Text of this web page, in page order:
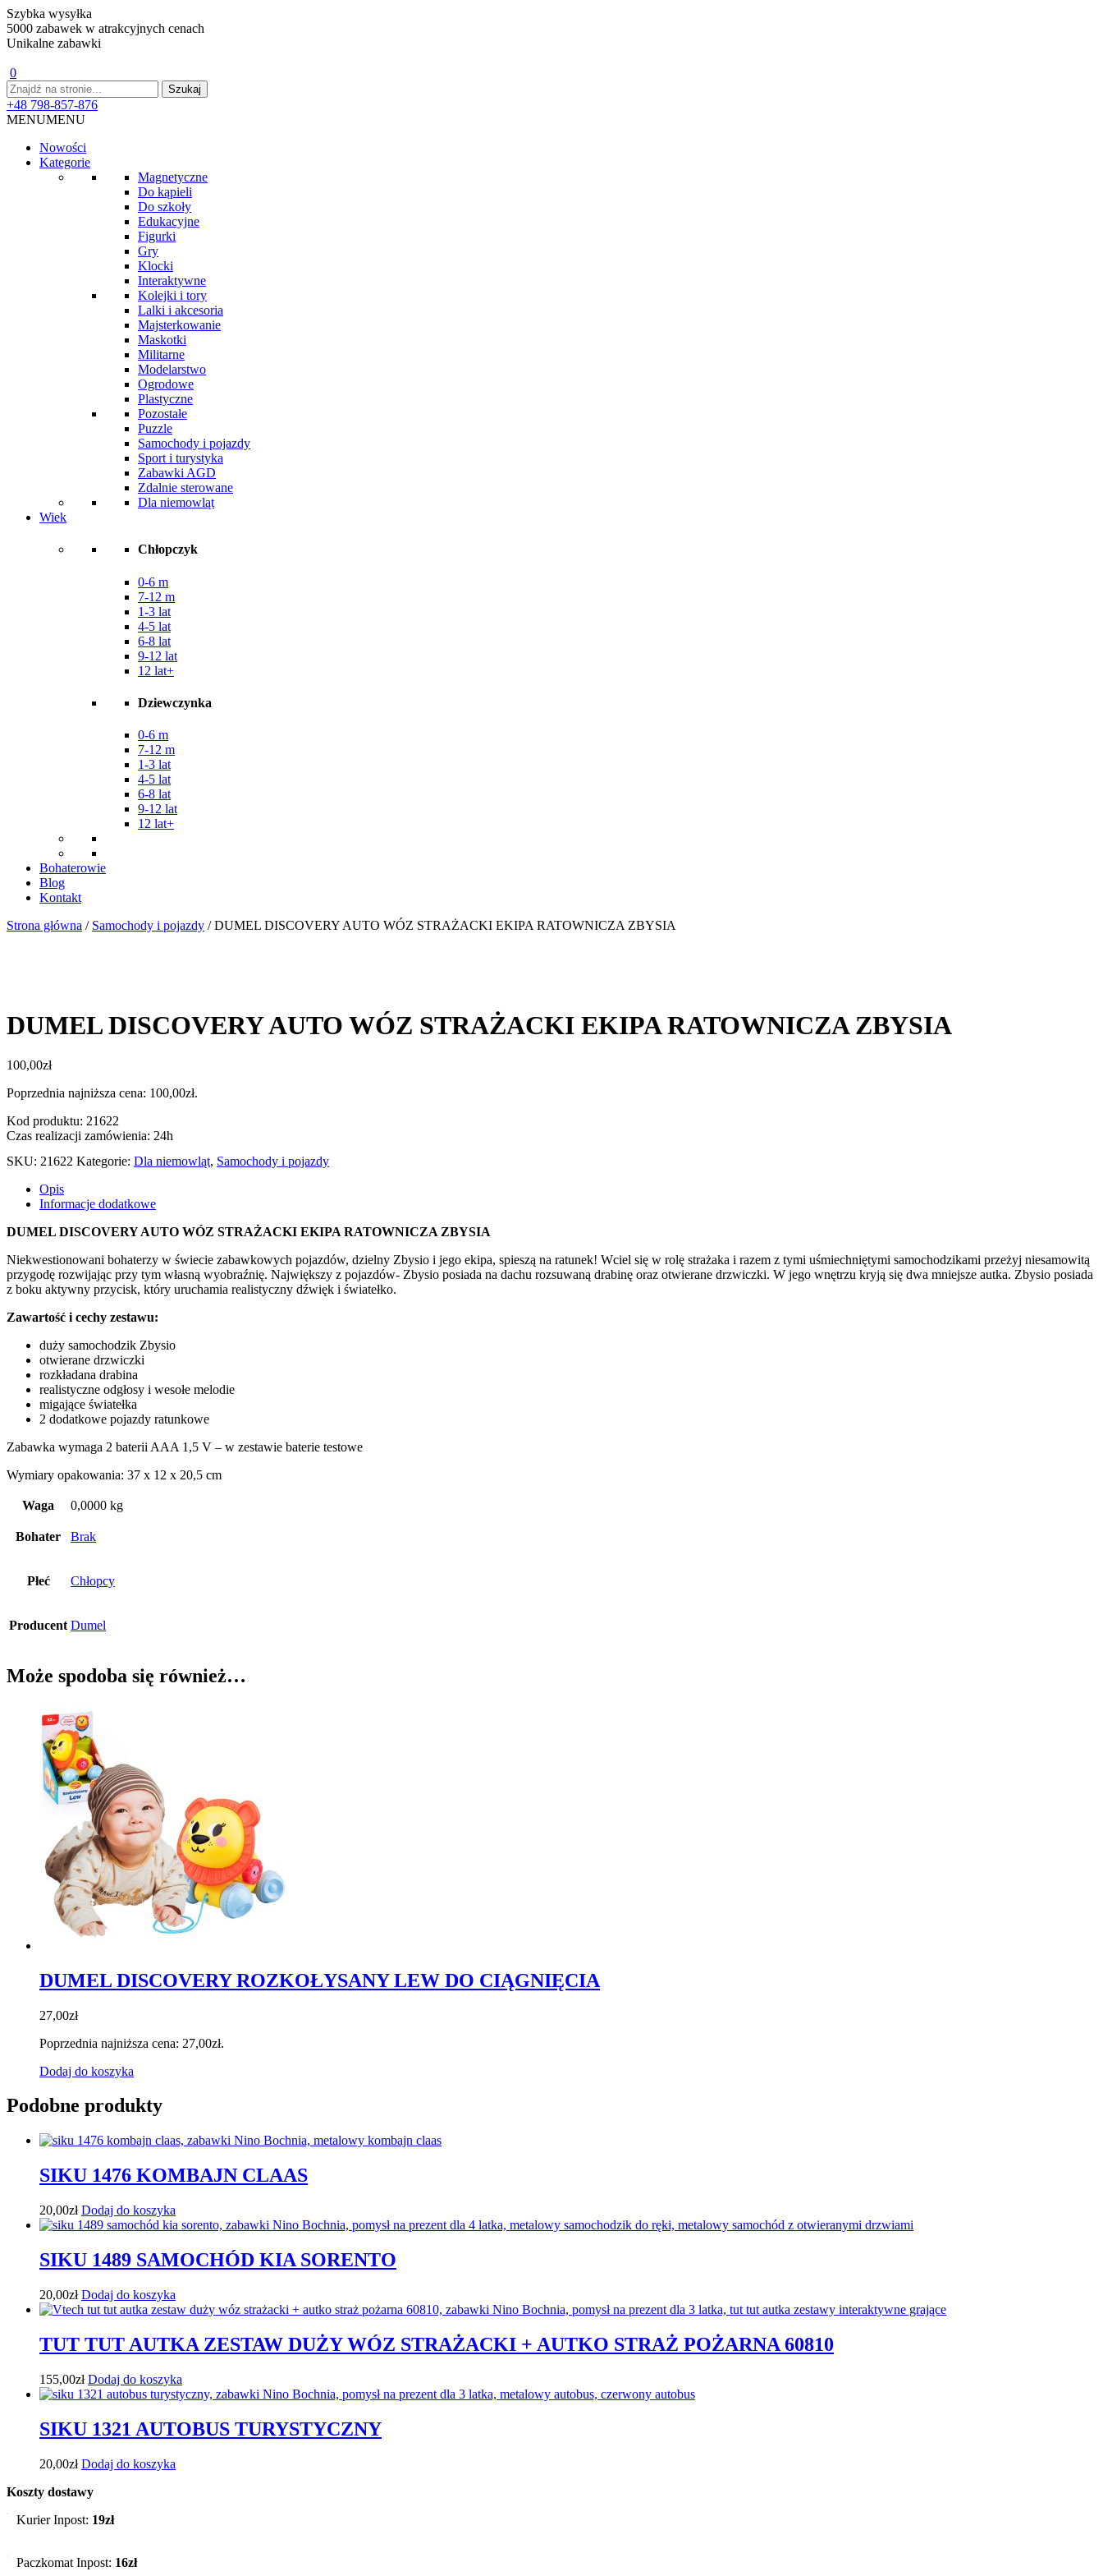
Szybka wysyłka
5000 zabawek w atrakcyjnych cenach
Unikalne zabawki
0
+48 798-857-876
MENUMENU
Nowości
Kategorie
Magnetyczne
Do kąpieli
Do szkoły
Edukacyjne
Figurki
Gry
Klocki
Interaktywne
Kolejki i tory
Lalki i akcesoria
Majsterkowanie
Maskotki
Militarne
Modelarstwo
Ogrodowe
Plastyczne
Pozostałe
Puzzle
Samochody i pojazdy
Sport i turystyka
Zabawki AGD
Zdalnie sterowane
Dla niemowląt
Wiek
Chłopczyk
0-6 m
7-12 m
1-3 lat
4-5 lat
6-8 lat
9-12 lat
12 lat+
Dziewczynka
0-6 m
7-12 m
1-3 lat
4-5 lat
6-8 lat
9-12 lat
12 lat+
Bohaterowie
Blog
Kontakt
Strona główna / Samochody i pojazdy / DUMEL DISCOVERY AUTO WÓZ STRAŻACKI EKIPA RATOWNICZA ZBYSIA
DUMEL DISCOVERY AUTO WÓZ STRAŻACKI EKIPA RATOWNICZA ZBYSIA
100,00zł
Poprzednia najniższa cena: 100,00zł.
Kod produktu: 21622
Czas realizacji zamówienia: 24h
SKU: 21622 Kategorie: Dla niemowląt, Samochody i pojazdy
Opis
Informacje dodatkowe
DUMEL DISCOVERY AUTO WÓZ STRAŻACKI EKIPA RATOWNICZA ZBYSIA
Niekwestionowani bohaterzy w świecie zabawkowych pojazdów, dzielny Zbysio i jego ekipa, spieszą na ratunek! Wciel się w rolę strażaka i razem z tymi uśmiechniętymi samochodzikami przeżyj niesamowitą
przygodę rozwijając przy tym własną wyobraźnię. Największy z pojazdów- Zbysio posiada na dachu rozsuwaną drabinę oraz otwierane drzwiczki. W jego wnętrzu kryją się dwa mniejsze autka. Zbysio posiada
z boku aktywny przycisk, który uruchamia realistyczny dźwięk i światełko.
Zawartość i cechy zestawu:
duży samochodzik Zbysio
otwierane drzwiczki
rozkładana drabina
realistyczne odgłosy i wesołe melodie
migające światełka
2 dodatkowe pojazdy ratunkowe
Zabawka wymaga 2 baterii AAA 1,5 V – w zestawie baterie testowe
Wymiary opakowania: 37 x 12 x 20,5 cm
Waga 0,0000 kg
Bohater Brak
Płeć Chłopcy
Producent Dumel
Może spodoba się również…
DUMEL DISCOVERY ROZKOŁYSANY LEW DO CIĄGNIĘCIA
27,00zł
Poprzednia najniższa cena: 27,00zł.
Dodaj do koszyka
Podobne produkty
SIKU 1476 KOMBAJN CLAAS
20,00zł Dodaj do koszyka
SIKU 1489 SAMOCHÓD KIA SORENTO
20,00zł Dodaj do koszyka
TUT TUT AUTKA ZESTAW DUŻY WÓZ STRAŻACKI + AUTKO STRAŻ POŻARNA 60810
155,00zł Dodaj do koszyka
SIKU 1321 AUTOBUS TURYSTYCZNY
20,00zł Dodaj do koszyka
Koszty dostawy
Kurier Inpost: 19zł
Paczkomat Inpost: 16zł